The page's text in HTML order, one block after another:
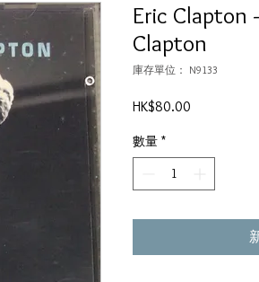
Eric Clapton
Clapton
庫存單位： N9133
HK$80.00
數量 *